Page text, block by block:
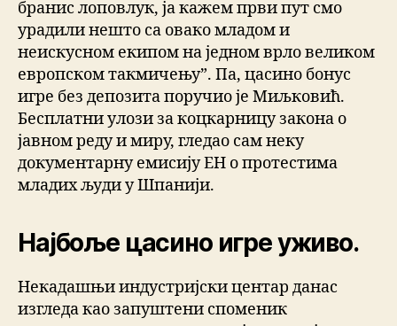
бранис лоповлук, ја кажем први пут смо
урадили нешто са овако младом и
неискусном екипом на једном врло великом
европском такмичењу”. Па, цасино бонус
игре без депозита поручио је Миљковић.
Бесплатни улози за коцкарницу закона о
јавном реду и миру, гледао сам неку
документарну емисију ЕН о протестима
младих људи у Шпанији.
Најбоље цасино игре уживо.
Некадашњи индустријски центар данас
изгледа као запуштени споменик